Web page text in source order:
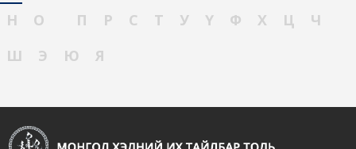
Н
О П Р С Т У Ү Ф Х Ц
Ч
Ш
Э Ю Я